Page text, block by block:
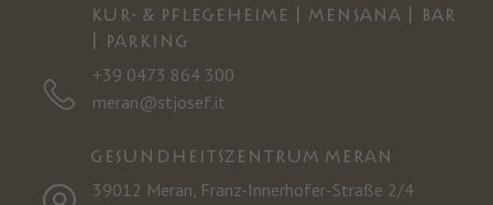
KUR- & PFLEGEHEIME | MENSANA | BAR
| PARKING
+39 0473 864 300
meran@stjosef.it
GESUNDHEITSZENTRUM MERAN
39012 Meran, Franz-Innerhofer-Straße 2/4